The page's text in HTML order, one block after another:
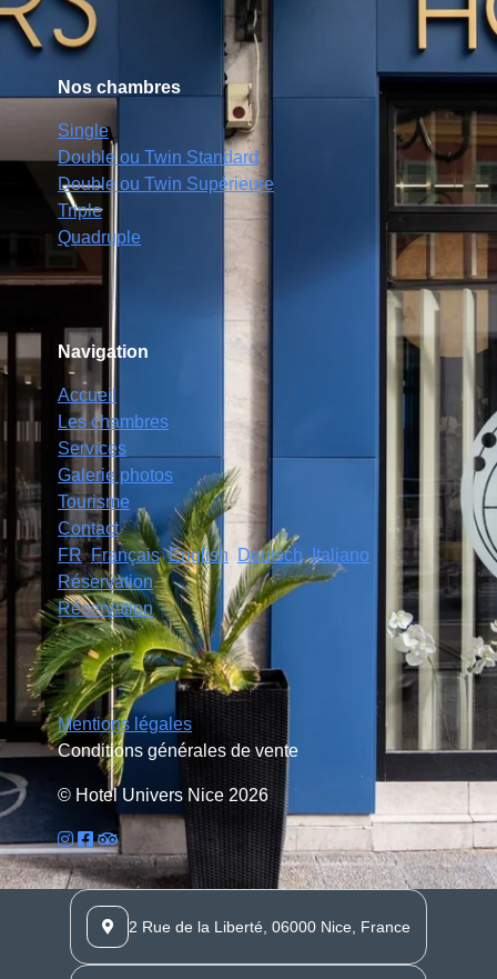
Nos chambres
Single
Double ou Twin Standard
Double ou Twin Supérieure
Triple
Quadruple
Navigation
Accueil
Les chambres
Services
Galerie photos
Tourisme
Contact
FR Français English Deutsch Italiano
Réservation
Réservation
Mentions légales
Conditions générales de vente
© Hotel Univers Nice 2026
2 Rue de la Liberté, 06000 Nice, France